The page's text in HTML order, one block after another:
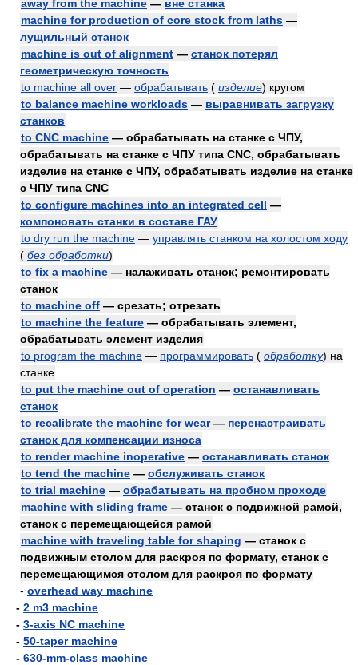
away from the machine — вне станка
machine for production of core stock from laths —
лущильный станок
machine is out of alignment — станок потерял
геометрическую точность
to machine all over — обрабатывать ( изделие) кругом
to balance machine workloads — выравнивать загрузку
станков
to CNC machine — обрабатывать на станке с ЧПУ,
обрабатывать на станке с ЧПУ типа CNC, обрабатывать
изделие на станке с ЧПУ, обрабатывать изделие на станке
с ЧПУ типа CNC
to configure machines into an integrated cell —
компоновать станки в составе ГАУ
to dry run the machine — управлять станком на холостом ходу
( без обработки)
to fix a machine — налаживать станок; ремонтировать
станок
to machine off — срезать; отрезать
to machine the feature — обрабатывать элемент,
обрабатывать элемент изделия
to program the machine — программировать ( обработку) на
станке
to put the machine out of operation — останавливать
станок
to recalibrate the machine for wear— перенастраивать
станок для компенсации износа
to render machine inoperative — останавливать станок
to tend the machine — обслуживать станок
to trial machine — обрабатывать на пробном проходе
machine with sliding frame — станок с подвижной рамой,
станок с перемещающейся рамой
machine with traveling table for shaping — станок с
подвижным столом для раскроя по формату, станок с
перемещающимся столом для раскроя по формату
- overhead way machine
- 2 m3 machine
- 3-axis NC machine
- 50-taper machine
- 630-mm-class machine